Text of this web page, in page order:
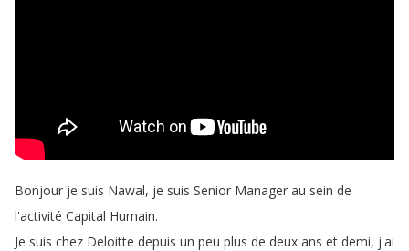
Bonjour je suis Nawal, je suis Senior Manager au sein de
l'activité Capital Humain.
Je suis chez Deloitte depuis un peu plus de deux ans et demi, j'ai